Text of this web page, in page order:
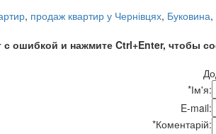
, продаж квартир у Чернівцях, Буковина,
ошибкой и нажмите Ctrl+Enter, чтобы
*Ім'я:
E-mail:
*Коментарій: